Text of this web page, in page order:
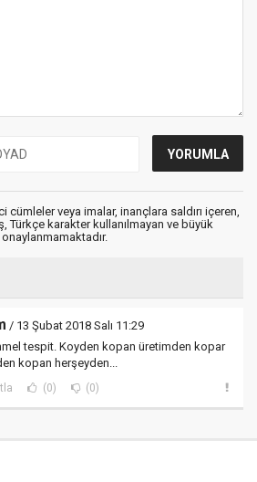
cümleler veya imalar, inançlara saldırı içeren,
Türkçe karakter kullanılmayan ve büyük
/ 13 Şubat 2018 Salı 11:29
tespit. Koyden kopan üretimden kopar
kopan herşeyden...
(0) (0)